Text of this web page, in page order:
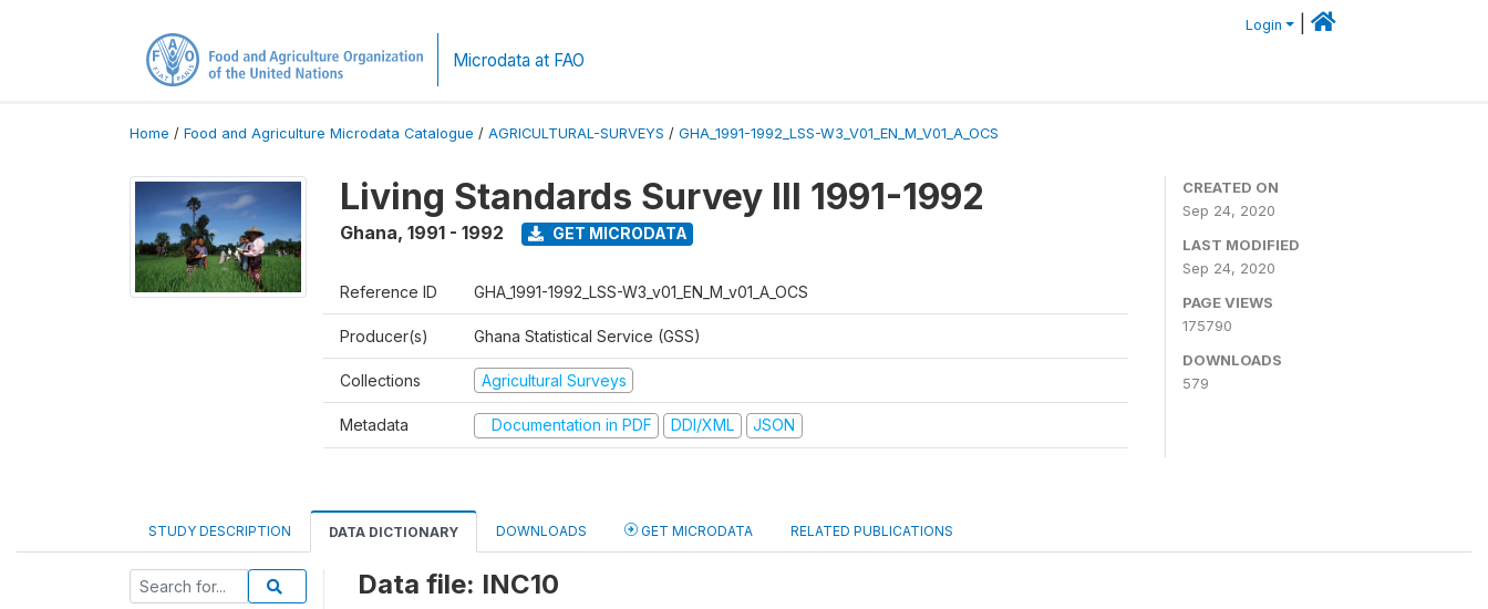
Login
Microdata at FAO
Home / Food and Agriculture Microdata Catalogue / AGRICULTURAL-SURVEYS / GHA_1991-1992_LSS-W3_V01_EN_M_V01_A_OCS
Living Standards Survey III 1991-1992
Ghana, 1991 - 1992 GET MICRODATA
Reference ID GHA_1991-1992_LSS-W3_v01_EN_M_v01_A_OCS
Producer(s) Ghana Statistical Service (GSS)
Collections Agricultural Surveys
Metadata Documentation in PDF DDI/XML JSON
CREATED ON
Sep 24, 2020
LAST MODIFIED
Sep 24, 2020
PAGE VIEWS
175790
DOWNLOADS
579
STUDY DESCRIPTION DATA DICTIONARY DOWNLOADS GET MICRODATA RELATED PUBLICATIONS
Data file: INC10